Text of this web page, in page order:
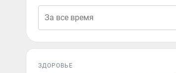
ЗДОРОВЬЕ